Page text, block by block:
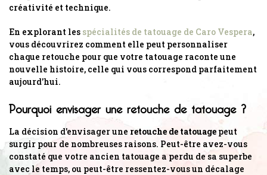
créativité et technique.
En explorant les spécialités de tatouage de Caro Vespera,
vous découvrirez comment elle peut personnaliser
chaque retouche pour que votre tatouage raconte une
nouvelle histoire, celle qui vous correspond parfaitement
aujourd'hui.
Pourquoi envisager une retouche de tatouage ?
La décision d'envisager une retouche de tatouage peut
surgir pour de nombreuses raisons. Peut-être avez-vous
constaté que votre ancien tatouage a perdu de sa superbe
avec le temps, ou peut-être ressentez-vous un décalage